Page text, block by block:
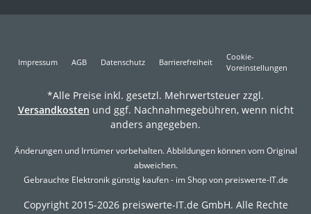
Impressum AGB Datenschutz Barrierefreiheit
Cookie-
Voreinstellungen
*Alle Preise inkl. gesetzl. Mehrwertsteuer zzgl.
Versandkosten und ggf. Nachnahmegebühren, wenn nicht
anders angegeben.
Änderungen und Irrtümer vorbehalten. Abbildungen können vom Original
abweichen.
Gebrauchte Elektronik günstig kaufen - im Shop von preiswerte-IT.de
Copyright 2015-2026 preiswerte-IT.de GmbH. Alle Rechte